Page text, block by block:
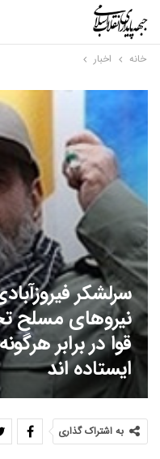
خانه اخبار
سرلشکر
نیروهای مسلح
قوا در برابر
ایستاده اند
به اشتراک گذاری